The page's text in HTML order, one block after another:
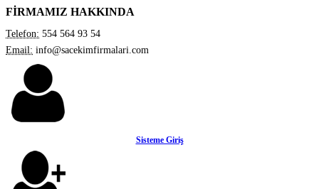
FİRMAMIZ HAKKINDA
Telefon: 554 564 93 54
Email: info@sacekimfirmalari.com
Sisteme Giriş